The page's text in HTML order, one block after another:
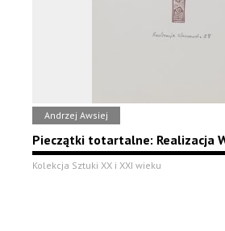
Andrzej Awsiej
Pieczątki totartalne: Realizacja
Kolekcja Sztuki XX i XXI wieku